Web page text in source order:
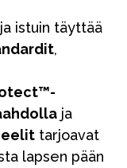
istuin täyttää
,
ja
tarjoavat
lapsen pään